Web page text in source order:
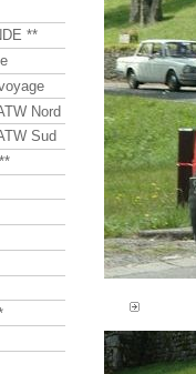
**
Nord
Sud